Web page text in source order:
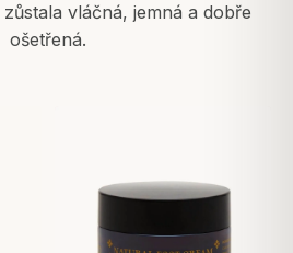
vláčná, jemná a dobře
ošetřená.